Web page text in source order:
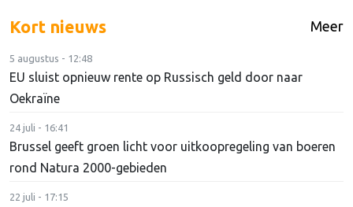
Kort nieuws Meer
5 augustus - 12:48
EU sluist opnieuw rente op Russisch geld door naar
Oekraïne
24 juli - 16:41
Brussel geeft groen licht voor uitkoopregeling van boeren
rond Natura 2000-gebieden
22 juli - 17:15